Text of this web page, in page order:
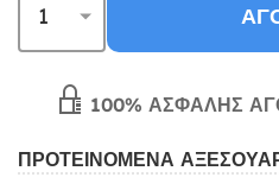
100% ΑΣΦΑΛΉΣ
ΠΡΟΤΕΙΝΌΜΕΝΑ